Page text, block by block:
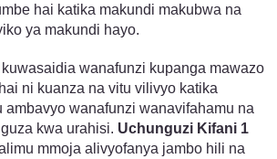
hai katika makundi makubwa na
ya makundi hayo.
wanafunzi kupanga mawazo
ni kuanza na vitu vilivyo katika
ambavyo wanafunzi wanavifahamu na
kwa urahisi. Uchunguzi Kifani 1
mmoja alivyofanya jambo hili na